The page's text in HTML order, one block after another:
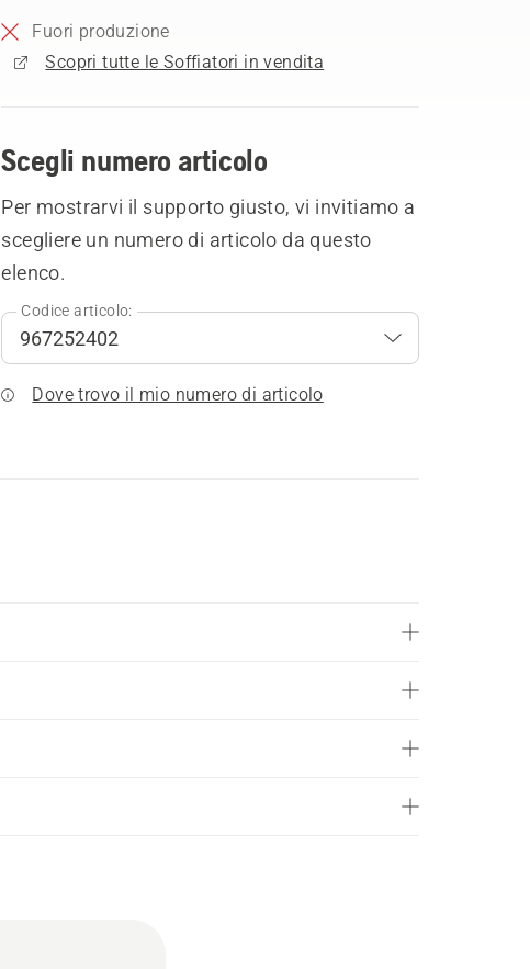
Fuori produzione
Scopri tutte le Soffiatori in vendita
Scegli numero articolo
Per mostrarvi il supporto giusto, vi invitiamo a
scegliere un numero di articolo da questo
elenco.
Codice articolo:
Dove trovo il mio numero di articolo